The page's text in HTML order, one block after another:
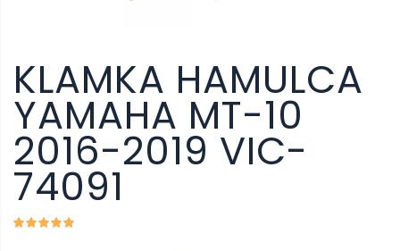
KLAMKA HAMULCA
YAMAHA MT-10
2016-2019 VIC-
74091